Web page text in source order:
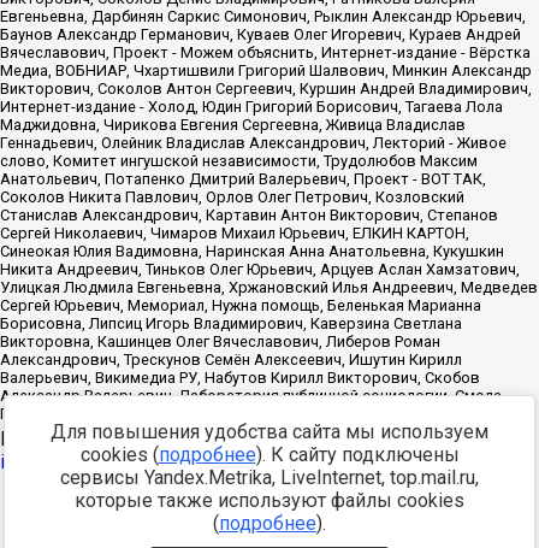
Источник:https://minjust.gov.ru/uploaded/files/reestr-
inostrannyih-agentov-22-03-2024.pdfданные на22.03.2024
Разработка -
Для повышения удобства сайта мы используем
cookies (подробнее). К сайту подключены
сервисы Yandex.Metrika, LiveInternet, top.mail.ru,
которые также используют файлы cookies
(подробнее).